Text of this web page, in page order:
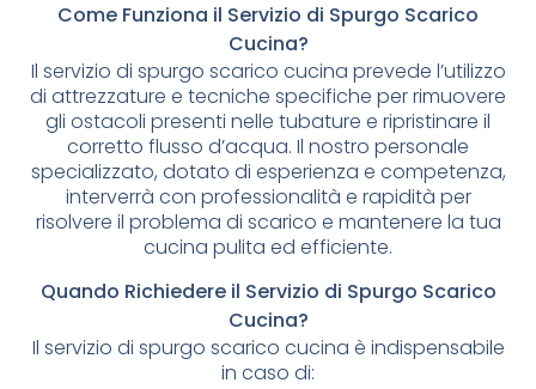
Come Funziona il Servizio di Spurgo Scarico
Cucina?
Il servizio di spurgo scarico cucina prevede l’utilizzo
di attrezzature e tecniche specifiche per rimuovere
gli ostacoli presenti nelle tubature e ripristinare il
corretto flusso d’acqua. Il nostro personale
specializzato, dotato di esperienza e competenza,
interverrà con professionalità e rapidità per
risolvere il problema di scarico e mantenere la tua
cucina pulita ed efficiente.
Quando Richiedere il Servizio di Spurgo Scarico
Cucina?
Il servizio di spurgo scarico cucina è indispensabile
in caso di: